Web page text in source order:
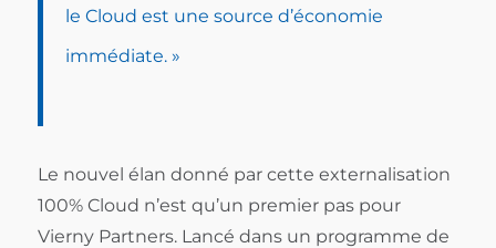
le Cloud est une source d’économie
immédiate. »
Le nouvel élan donné par cette externalisation
100% Cloud n’est qu’un premier pas pour
Vierny Partners. Lancé dans un programme de